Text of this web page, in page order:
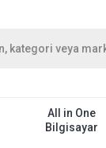
All in One
Bilgisayar